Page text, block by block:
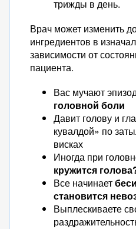
трижды в день.
Врач может изменить
ингредиентов в
зависимости от
пациента.
Вас мучают
головной боли
Давит голову и
кувалдой» по
висках
Иногда при
кружится
Все начинает
становится
Выплескиваете